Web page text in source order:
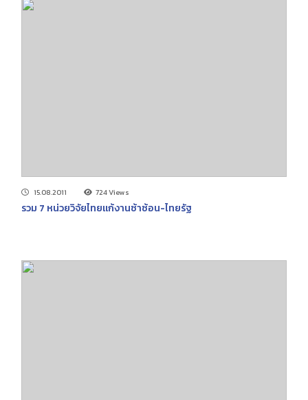
15.08.2011 724 Views
รวม 7 หน่วยวิจัยไทยแก้งานซ้าซ้อน-ไทยรัฐ